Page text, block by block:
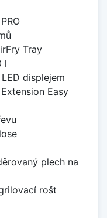
Tray
l
displejem
Easy
plech na
rošt